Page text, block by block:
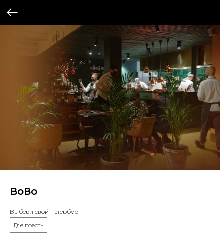
BoBo
Выбери свой Петербург
Где поесть